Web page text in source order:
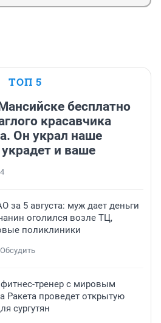
ТОП 5
бесплатно
красавчика
Он украл наше
и ваше
4
за 5 августа: муж дает деньги
оголился возле ТЦ,
поликлиники
Обсудить
тренер с мировым
Ракета проведет открытую
сургутян